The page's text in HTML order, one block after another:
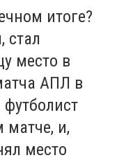
итоге?
стал
место в
АПЛ в
и,
место